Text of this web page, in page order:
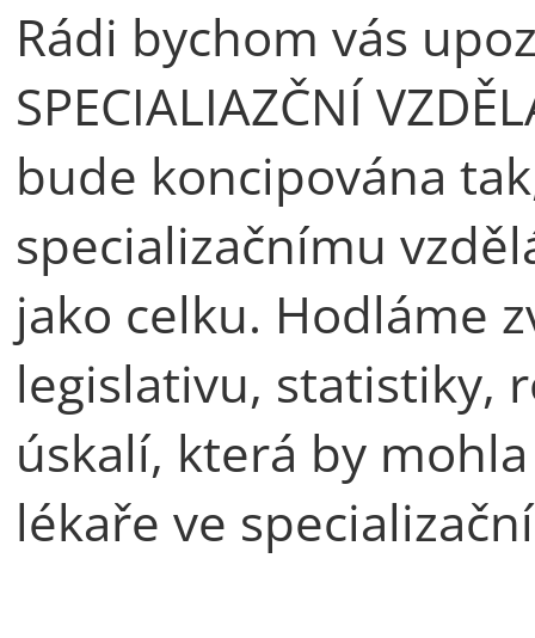
Rádi bychom vás
SPECIALIAZČNÍ
bude koncipována
specializačnímu
jako celku. Hodláme
legislativu, statistiky,
úskalí, která by
lékaře ve